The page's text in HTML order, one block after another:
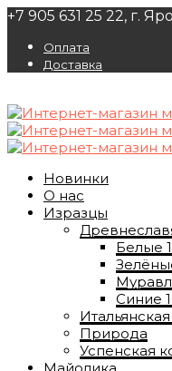
+7 905 631 25 22, г.
Оплата
Доставка
Новинки
О нас
Изразцы
Белые
Синие
Природа
Успенская